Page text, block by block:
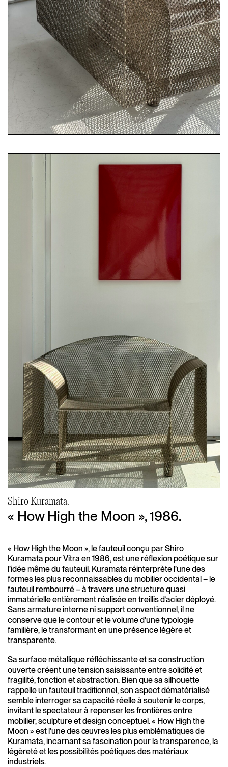
Shiro Kuramata.
« How High the Moon », 1986.
« How High the Moon », le fauteuil conçu par Shiro
Kuramata pour Vitra en 1986, est une réflexion poétique sur
l’idée même du fauteuil. Kuramata réinterprète l’une des
formes les plus reconnaissables du mobilier occidental – le
fauteuil rembourré – à travers une structure quasi
immatérielle entièrement réalisée en treillis d’acier déployé.
Sans armature interne ni support conventionnel, il ne
conserve que le contour et le volume d’une typologie
familière, le transformant en une présence légère et
transparente.
Sa surface métallique réfléchissante et sa construction
ouverte créent une tension saisissante entre solidité et
fragilité, fonction et abstraction. Bien que sa silhouette
rappelle un fauteuil traditionnel, son aspect dématérialisé
semble interroger sa capacité réelle à soutenir le corps,
invitant le spectateur à repenser les frontières entre
mobilier, sculpture et design conceptuel. « How High the
Moon » est l’une des œuvres les plus emblématiques de
Kuramata, incarnant sa fascination pour la transparence, la
légèreté et les possibilités poétiques des matériaux
industriels.